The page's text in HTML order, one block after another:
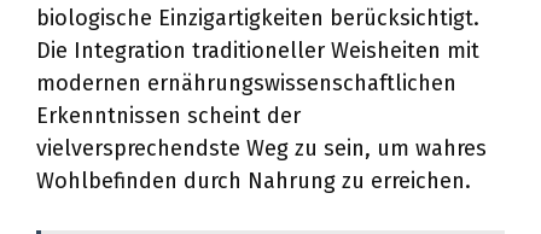
biologische Einzigartigkeiten berücksichtigt.
Die Integration traditioneller Weisheiten mit
modernen ernährungswissenschaftlichen
Erkenntnissen scheint der
vielversprechendste Weg zu sein, um wahres
Wohlbefinden durch Nahrung zu erreichen.